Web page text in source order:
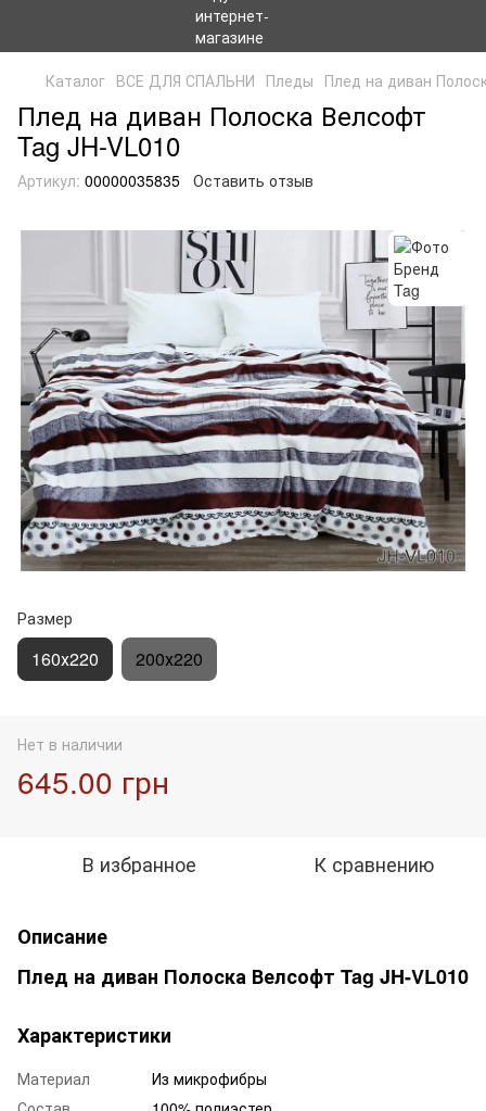
Каталог ВСЕ ДЛЯ СПАЛЬНИ Пледы Плед на диван
Плед на диван Полоска Велсофт
Tag JH-VL010
Артикул: 00000035835 Оставить отзыв
Размер
160х220 200х220
Нет в наличии
645.00 грн
В избранное К сравнению
Описание
Плед на диван Полоска Велсофт Tag JH-VL010
Характеристики
Материал
Из микрофибры